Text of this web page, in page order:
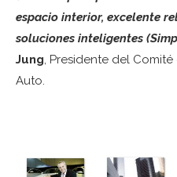
espacio interior, excelente
soluciones inteligentes
Jung, Presidente del
Auto.